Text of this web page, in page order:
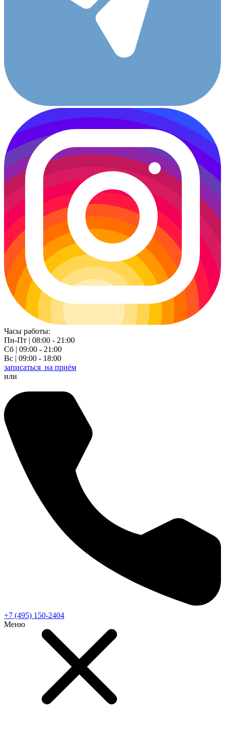
Часы работы:
Пн-Пт | 08:00 - 21:00
Сб | 09:00 - 21:00
Вс | 09:00 - 18:00
записаться на приём
или
+7 (495) 150-2404
Меню